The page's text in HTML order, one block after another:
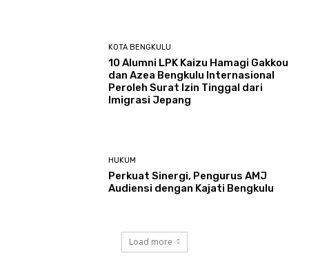
KOTA BENGKULU
‎10 Alumni LPK Kaizu Hamagi Gakkou
dan Azea Bengkulu Internasional
Peroleh Surat Izin Tinggal dari
Imigrasi Jepang
HUKUM
Perkuat Sinergi, Pengurus AMJ
Audiensi dengan Kajati Bengkulu
Load more